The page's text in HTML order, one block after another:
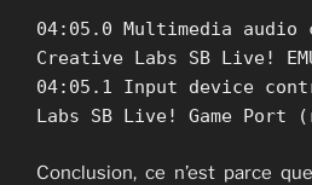
04:05.0 Multimedia
Creative Labs SB Live!
04:05.1 Input device
Labs SB Live! Game Port
Conclusion, ce n’est parce